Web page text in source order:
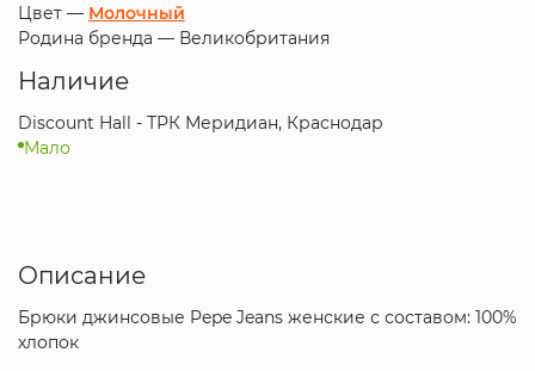
Цвет — Молочный
Родина бренда — Великобритания
Наличие
Discount Hall - ТРК Меридиан, Краснодар
Мало
Описание
Брюки джинсовые Pepe Jeans женские с составом: 100%
хлопок